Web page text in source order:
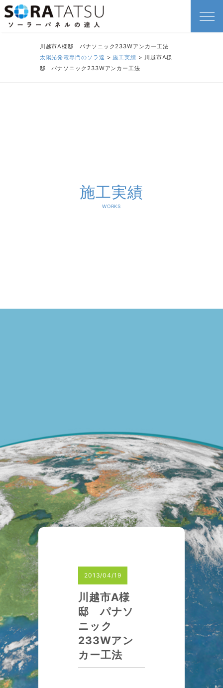
川越市A様邸 パナソニック233Wアンカー工法
太陽光発電専門のソラ達 >施工実績 > 川越市A様
邸 パナソニック233Wアンカー工法
施工実績
WORKS
2013/04/19
川越市A様
邸 パナソ
ニック
233Wアン
カー工法